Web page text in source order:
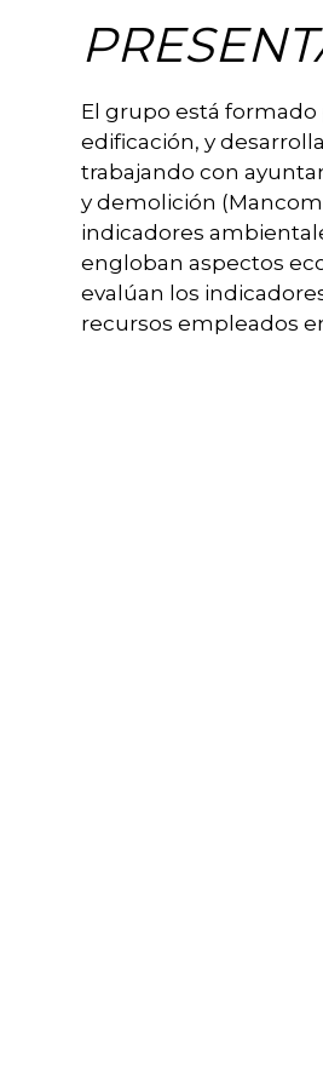
El grupo está
edificación, y
trabajando con
y demolición
indicadores
engloban aspectos
evalúan los
recursos empleados